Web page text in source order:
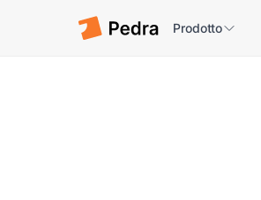
Prodotto